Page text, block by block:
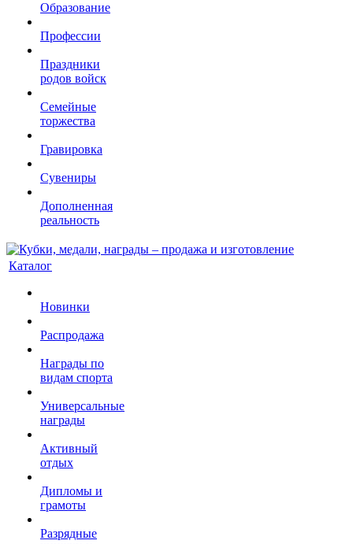
Образование
Профессии
Праздники
родов войск
Семейные
торжества
Гравировка
Сувениры
Дополненная
реальность
Каталог
Новинки
Распродажа
Награды по
видам спорта
Универсальные
награды
Активный
отдых
Дипломы и
грамоты
Разрядные